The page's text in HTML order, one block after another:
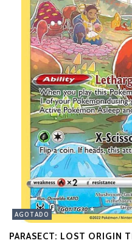
AGOTADO
PARASECT: LOST ORIGIN